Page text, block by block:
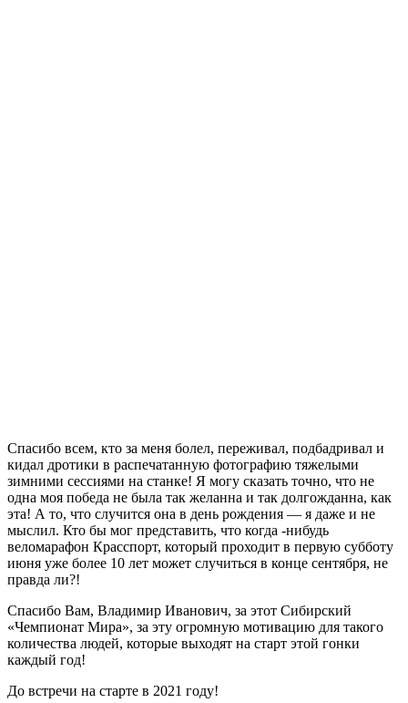
Спасибо всем, кто за меня болел, переживал, подбадривал и
кидал дротики в распечатанную фотографию тяжелыми
зимними сессиями на станке! Я могу сказать точно, что не
одна моя победа не была так желанна и так долгожданна, как
эта! А то, что случится она в день рождения — я даже и не
мыслил. Кто бы мог представить, что когда -нибудь
веломарафон Красспорт, который проходит в первую субботу
июня уже более 10 лет может случиться в конце сентября, не
правда ли?!
Спасибо Вам, Владимир Иванович, за этот Сибирский
«Чемпионат Мира», за эту огромную мотивацию для такого
количества людей, которые выходят на старт этой гонки
каждый год!
До встречи на старте в 2021 году!